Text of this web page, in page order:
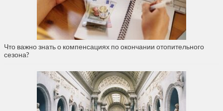
Что важно знать о компенсациях по окончании отопительного
сезона?